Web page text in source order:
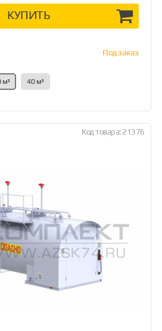
КУПИТЬ
Под заказ
м³ 40 м³
Код товара: 21376